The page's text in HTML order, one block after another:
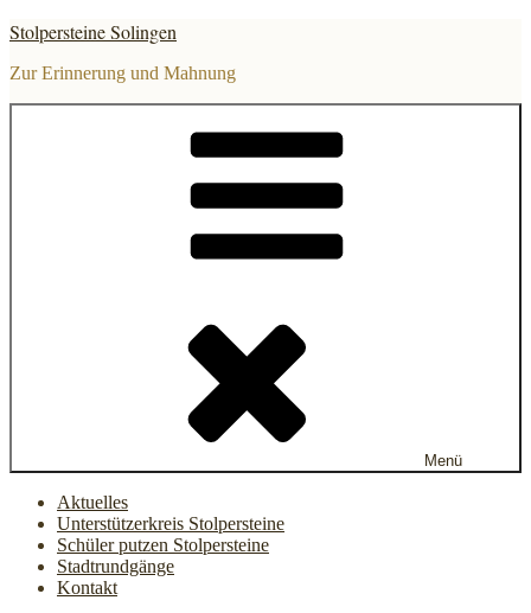
Zum
Inhalt
springen
Stolpersteine Solingen
Zur Erinnerung und Mahnung
Menü
Aktuelles
Unterstützerkreis Stolpersteine
Schüler putzen Stolpersteine
Stadtrundgänge
Kontakt